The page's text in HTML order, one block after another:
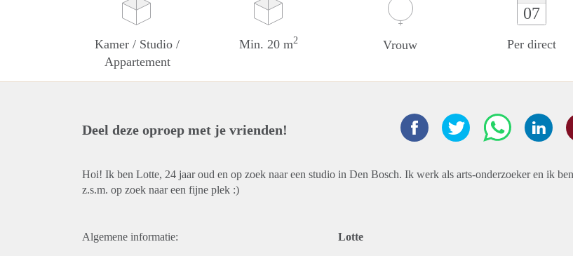
Kamer / Studio /
Appartement
Min. 20 m2 Vrouw
07
Per direct
Deel deze oproep met je vrienden!
Hoi! Ik ben Lotte, 24 jaar oud en op zoek naar een studio in Den Bosch. Ik werk als arts-onderzoeker en ik ben
z.s.m. op zoek naar een fijne plek :)
Algemene informatie: Lotte